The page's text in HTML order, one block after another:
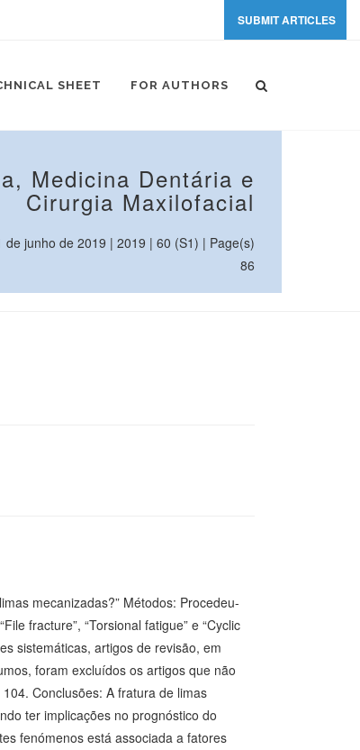
SUBMIT ARTICLES
SHEET FOR AUTHORS
Medicina Dentária e
Cirurgia Maxilofacial
junho de 2019 | 2019 | 60 (S1) | Page(s)
86
mecanizadas?” Métodos: Procedeu-
fracture”, “Torsional fatigue” e “Cyclic
sistemáticas, artigos de revisão, em
foram excluídos os artigos que não
Conclusões: A fratura de limas
ter implicações no prognóstico do
fenómenos está associada a fatores